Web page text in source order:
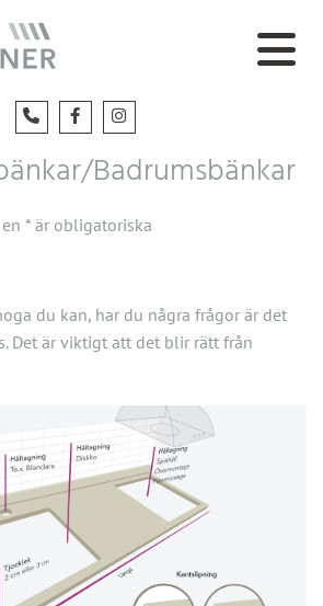
Badrumsbänkar
* är obligatoriska
du kan, har du några frågor är det
Det är viktigt att det blir rätt från